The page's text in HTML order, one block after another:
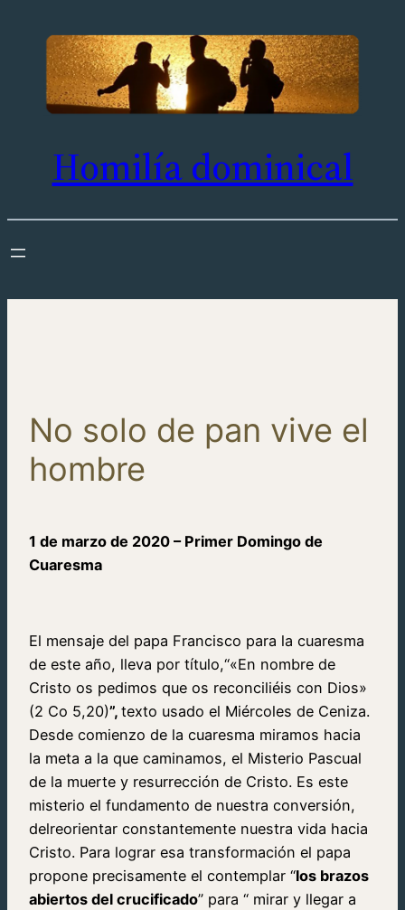
contenido
Homilía dominical
No solo de pan vive el
hombre
1 de marzo de 2020 – Primer Domingo de
Cuaresma
El mensaje del papa Francisco para la cuaresma
de este año, lleva por título,“«En nombre de
Cristo os pedimos que os reconciliéis con Dios»
(2 Co 5,20)”, texto usado el Miércoles de Ceniza.
Desde comienzo de la cuaresma miramos hacia
la meta a la que caminamos, el Misterio Pascual
de la muerte y resurrección de Cristo. Es este
misterio el fundamento de nuestra conversión,
delreorientar constantemente nuestra vida hacia
Cristo. Para lograr esa transformación el papa
propone precisamente el contemplar “los brazos
abiertos del crucificado” para “ mirar y llegar a